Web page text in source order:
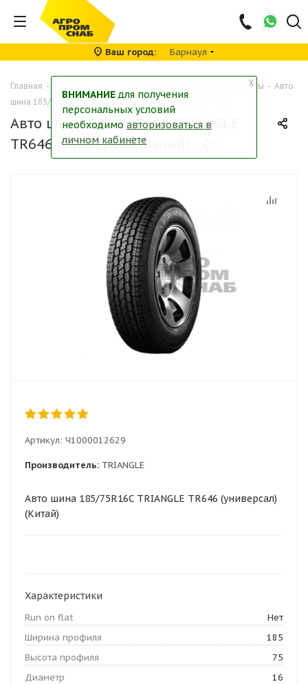
Ваш город Барнаул
Главная - Грузовые и легкогрузовые шины - Авто
шина 185/75R16C TRIANGLE TR646 (универсал)(Китай)
Авто шина 185/75R16C TRIANGLE
TR646 (универсал)(Китай)
Артикул: Ч1000012629
Производитель: TRIANGLE
Авто шина 185/75R16C TRIANGLE TR646 (универсал)
(Китай)
Характеристики
Run on flat
Нет
Ширина профиля
185
Высота профиля
75
Диаметр
16
╳
ВНИМАНИЕ для получения
персональных условий
необходимо авторизоваться в
личном кабинете